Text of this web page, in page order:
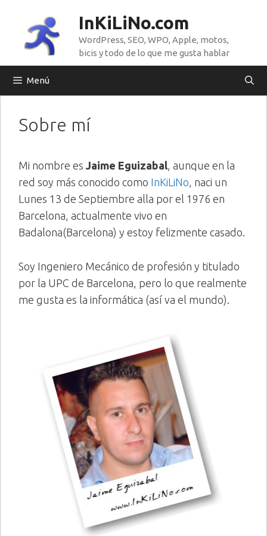
contenido
InKiLiNo.com
WordPress, SEO, WPO, Apple, motos,
bicis y todo de lo que me gusta hablar
Menú
Sobre mí
Mi nombre es Jaime Eguizabal, aunque en la
red soy más conocido como InKiLiNo, naci un
Lunes 13 de Septiembre alla por el 1976 en
Barcelona, actualmente vivo en
Badalona(Barcelona) y estoy felizmente casado.
Soy Ingeniero Mecánico de profesión y titulado
por la UPC de Barcelona, pero lo que realmente
me gusta es la informática (así va el mundo).